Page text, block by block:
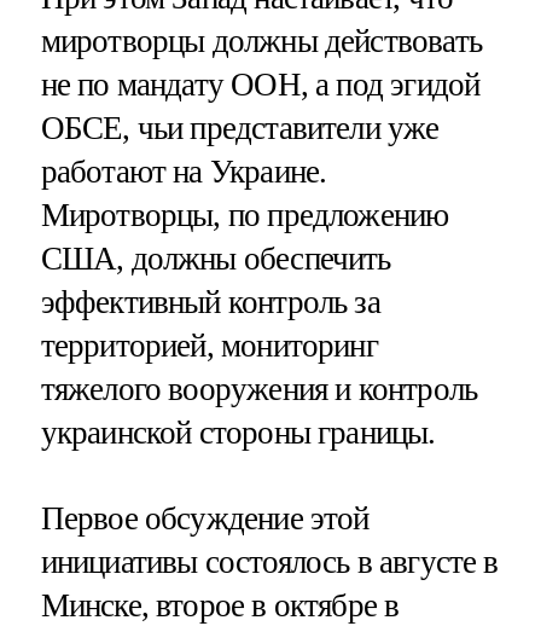
миротворцы должны действовать
не по мандату ООН, а под эгидой
ОБСЕ, чьи представители уже
работают на Украине.
Миротворцы, по предложению
США, должны обеспечить
эффективный контроль за
территорией, мониторинг
тяжелого вооружения и контроль
украинской стороны границы.
Первое обсуждение этой
инициативы состоялось в августе в
Минске, второе в октябре в